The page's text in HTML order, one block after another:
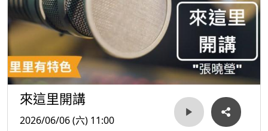
來這里開講
2026/06/06 (六) 11:00